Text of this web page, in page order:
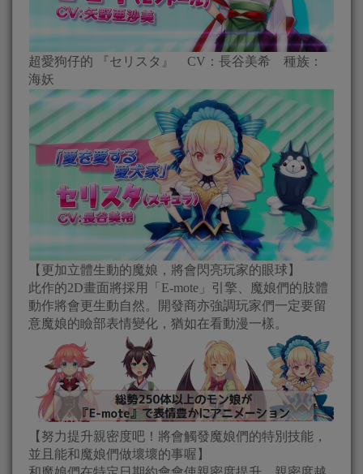
超愛狗仔的 『セリスタ』 CV：長谷美希 種族：
海妖
【更加立體生動的魔娘，將會閃亮玩家的眼球】
此作的2D畫面將採用「E-mote」引擎、魔娘們的肢體
動作將會更生動自然。開發商亦強調玩家們一定要留
意魔娘的瞼部表情變化，猶如在看動漫一樣。
【努力提升親密度吧！將會觸發魔娘們的特別技能，
並且能和魔娘們做壞壞的事喔】